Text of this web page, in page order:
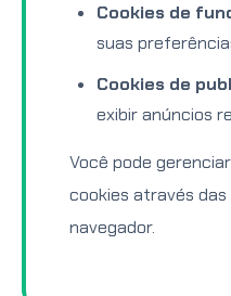
Cookies de
suas
Cookies de
exibir anúncios
Você pode
cookies através
navegador.